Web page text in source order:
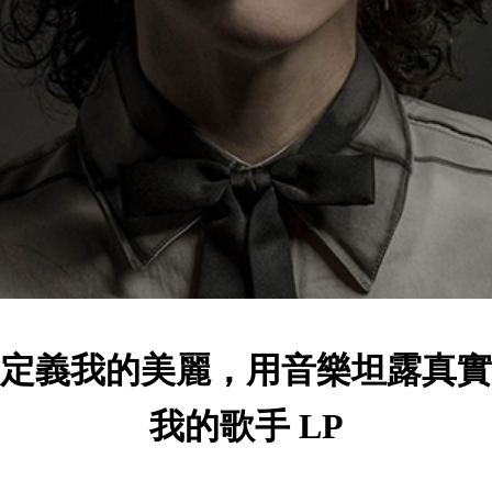
義我的美麗，用音樂坦露真
我的歌手 LP